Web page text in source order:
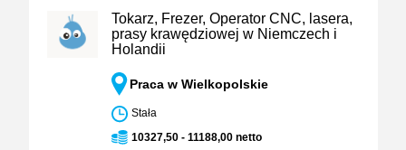
Tokarz, Frezer, Operator CNC, lasera,
prasy krawędziowej w Niemczech i
Holandii
Praca w Wielkopolskie
Stała
10327,50 - 11188,00 netto